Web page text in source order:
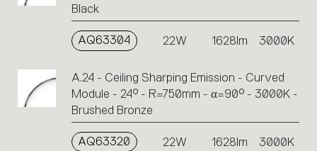
Black
AQ63304 22W 1628lm 3000K
A.24 - Ceiling Sharping Emission - Curved
Module - 24° - R=750mm - α=90° - 3000K -
Brushed Bronze
AQ63320 22W 1628lm 3000K